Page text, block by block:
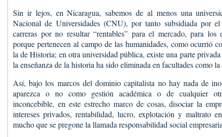
Sin ir lejos, en Nicaragua, sabemos de al menos una
Nacional de Universidades (CNU), por tanto subsidiada por
carreras por no resultar “rentables” para el mercado, para los
porque pertenecen al campo de las humanidades, como ocurrió
la de Historia; en otra universidad pública, existe una parte
la enseñanza de la historia ha sido eliminada en facultades como
Así, bajo los marcos del dominio capitalista no hay nada de
aparezca o no como gestión académica o de cualquier
inconcebible, en este estrecho marco de cosas, disociar la
intereses privados, rentabilidad, lucro, explotación y maltrato
mucho que se pregone la llamada responsabilidad social